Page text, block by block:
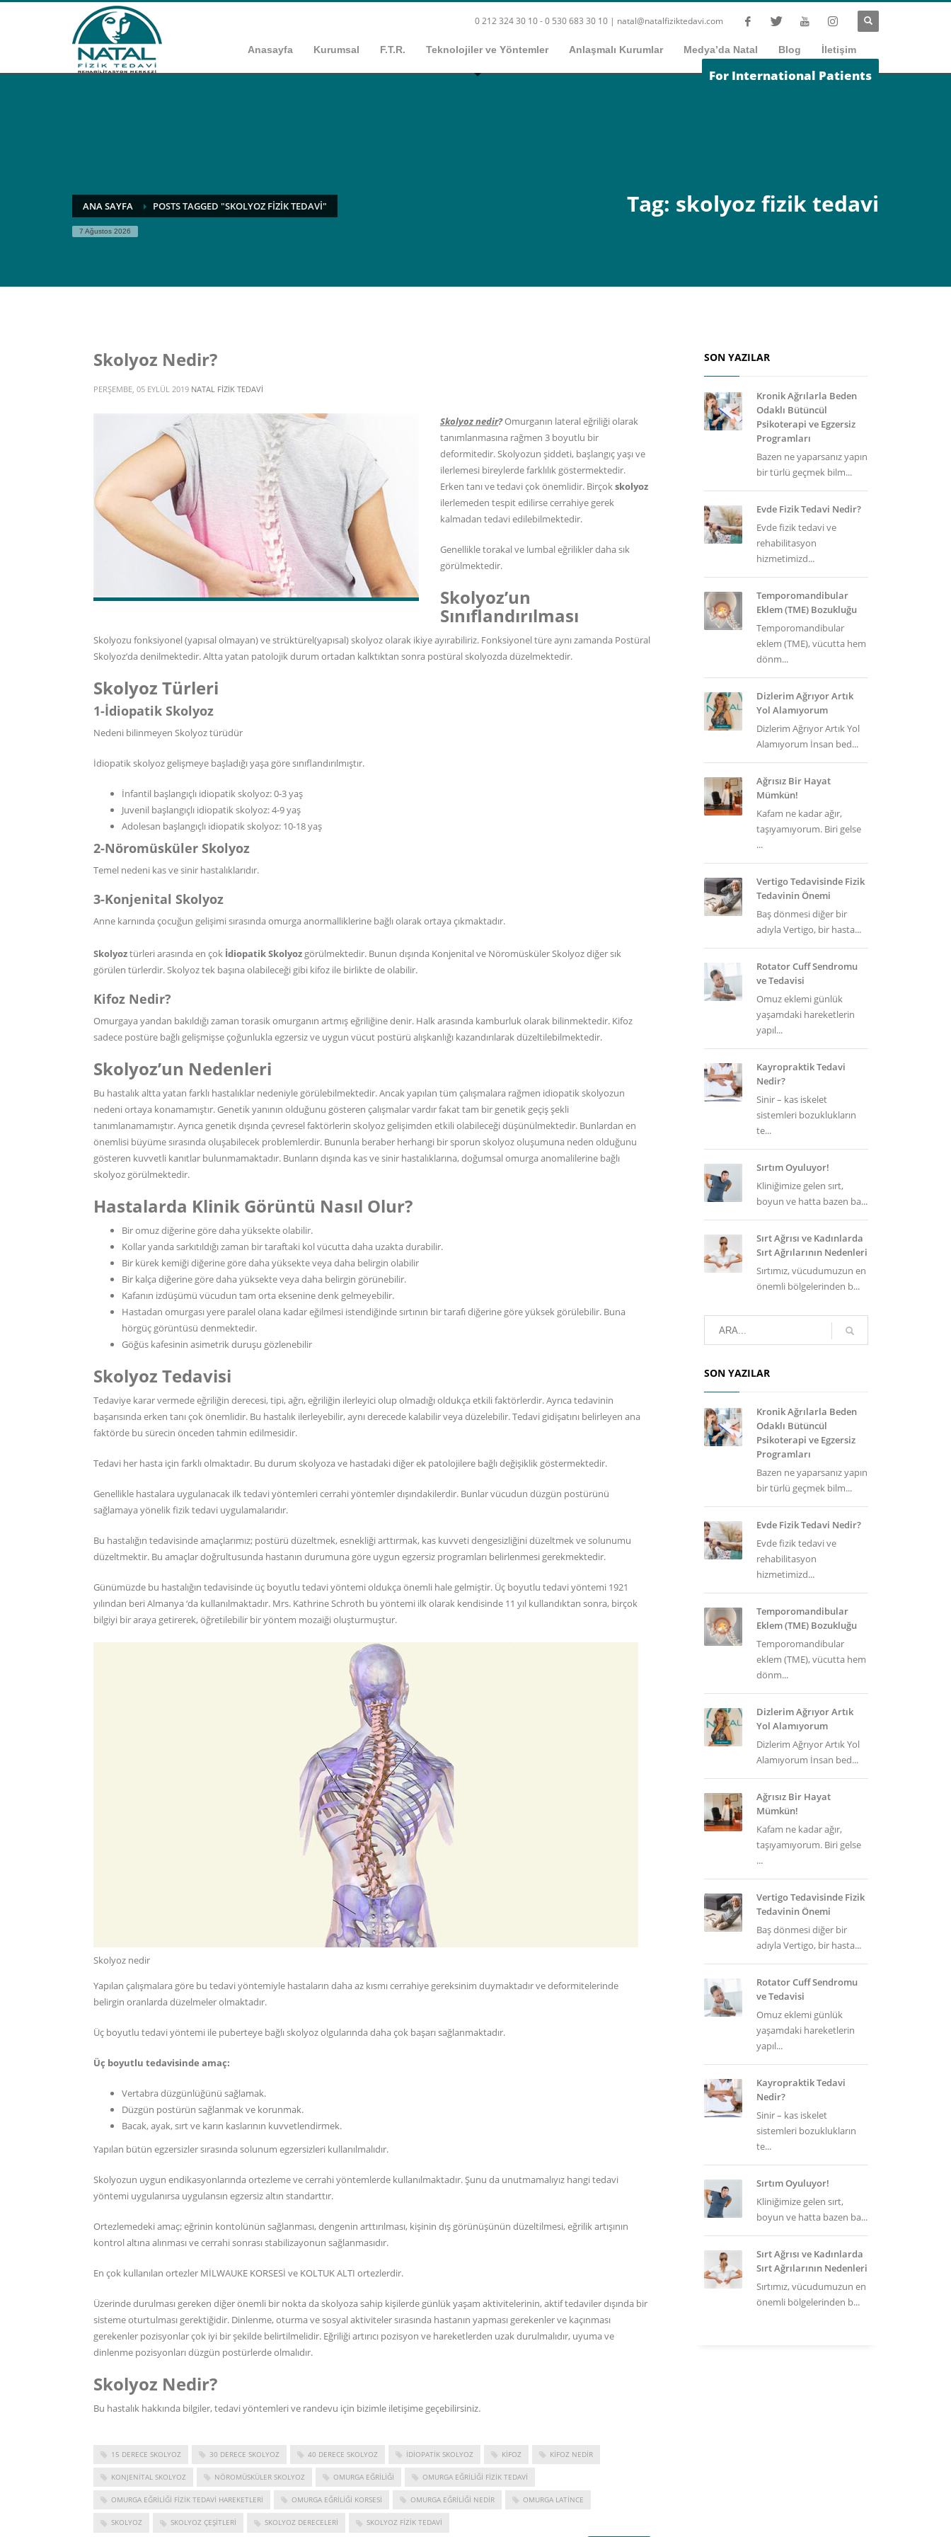
0 212 324 30 10 - 0 530 683 30 10 | natal@natalfiziktedavi.com
Anasayfa Kurumsal F.T.R. Teknolojiler ve Yöntemler Anlaşmalı Kurumlar Medya’da Natal Blog İletişim
For International Patients
ANA SAYFA POSTS TAGGED "SKOLYOZ FIZIK TEDAVI"
7 Ağustos 2026
Tag: skolyoz fizik tedavi
Skolyoz Nedir?
PERŞEMBE, 05 EYLÜL 2019 NATAL FIZIK TEDAVI
Skolyoz nedir?Omurganın lateral eğriliği olarak
tanımlanmasına rağmen 3 boyutlu bir
deformitedir. Skolyozun şiddeti, başlangıç yaşı ve
ilerlemesi bireylerde farklılık göstermektedir.
Erken tanı ve tedavi çok önemlidir. Birçokskolyoz
ilerlemeden tespit edilirse cerrahiye gerek
kalmadan tedavi edilebilmektedir.
Genellikle torakal ve lumbal eğrilikler daha sık
görülmektedir.
Skolyoz’un
Sınıflandırılması
Skolyozu fonksiyonel (yapısal olmayan) ve strüktürel(yapısal) skolyoz olarak ikiye ayırabiliriz. Fonksiyonel türe aynı zamanda Postüral
Skolyoz’da denilmektedir. Altta yatan patolojik durum ortadan kalktıktan sonra postüral skolyozda düzelmektedir.
Skolyoz Türleri
1-İdiopatik Skolyoz
Nedeni bilinmeyen Skolyoz türüdür
İdiopatik skolyoz gelişmeye başladığı yaşa göre sınıflandırılmıştır.
İnfantil başlangıçlı idiopatik skolyoz: 0-3 yaş
Juvenil başlangıçlı idiopatik skolyoz: 4-9 yaş
Adolesan başlangıçlı idiopatik skolyoz: 10-18 yaş
2-Nöromüsküler Skolyoz
Temel nedeni kas ve sinir hastalıklarıdır.
3-Konjenital Skolyoz
Anne karnında çocuğun gelişimi sırasında omurga anormalliklerine bağlı olarak ortaya çıkmaktadır.
Skolyoztürleri arasında en çok İdiopatik Skolyoz görülmektedir. Bunun dışında Konjenital ve Nöromüsküler Skolyoz diğer sık
görülen türlerdir. Skolyoz tek başına olabileceği gibi kifoz ile birlikte de olabilir.
Kifoz Nedir?
Omurgaya yandan bakıldığı zaman torasik omurganın artmış eğriliğine denir. Halk arasında kamburluk olarak bilinmektedir. Kifoz
sadece postüre bağlı gelişmişse çoğunlukla egzersiz ve uygun vücut postürü alışkanlığı kazandırılarak düzeltilebilmektedir.
Skolyoz’un Nedenleri
Bu hastalık altta yatan farklı hastalıklar nedeniyle görülebilmektedir. Ancak yapılan tüm çalışmalara rağmen idiopatik skolyozun
nedeni ortaya konamamıştır. Genetik yanının olduğunu gösteren çalışmalar vardır fakat tam bir genetik geçiş şekli
tanımlanamamıştır. Ayrıca genetik dışında çevresel faktörlerin skolyoz gelişimden etkili olabileceği düşünülmektedir. Bunlardan en
önemlisi büyüme sırasında oluşabilecek problemlerdir. Bununla beraber herhangi bir sporun skolyoz oluşumuna neden olduğunu
gösteren kuvvetli kanıtlar bulunmamaktadır. Bunların dışında kas ve sinir hastalıklarına, doğumsal omurga anomalilerine bağlı
skolyoz görülmektedir.
Hastalarda Klinik Görüntü Nasıl Olur?
Bir omuz diğerine göre daha yüksekte olabilir.
Kollar yanda sarkıtıldığı zaman bir taraftaki kol vücutta daha uzakta durabilir.
Bir kürek kemiği diğerine göre daha yüksekte veya daha belirgin olabilir
Bir kalça diğerine göre daha yüksekte veya daha belirgin görünebilir.
Kafanın izdüşümü vücudun tam orta eksenine denk gelmeyebilir.
Hastadan omurgası yere paralel olana kadar eğilmesi istendiğinde sırtının bir tarafı diğerine göre yüksek görülebilir. Buna
hörgüç görüntüsü denmektedir.
Göğüs kafesinin asimetrik duruşu gözlenebilir
Skolyoz Tedavisi
Tedaviye karar vermede eğriliğin derecesi, tipi, ağrı, eğriliğin ilerleyici olup olmadığı oldukça etkili faktörlerdir. Ayrıca tedavinin
başarısında erken tanı çok önemlidir. Bu hastalık ilerleyebilir, aynı derecede kalabilir veya düzelebilir. Tedavi gidişatını belirleyen ana
faktörde bu sürecin önceden tahmin edilmesidir.
Tedavi her hasta için farklı olmaktadır. Bu durum skolyoza ve hastadaki diğer ek patolojilere bağlı değişiklik göstermektedir.
Genellikle hastalara uygulanacak ilk tedavi yöntemleri cerrahi yöntemler dışındakilerdir. Bunlar vücudun düzgün postürünü
sağlamaya yönelik fizik tedavi uygulamalarıdır.
Bu hastalığın tedavisinde amaçlarımız; postürü düzeltmek, esnekliği arttırmak, kas kuvveti dengesizliğini düzeltmek ve solunumu
düzeltmektir. Bu amaçlar doğrultusunda hastanın durumuna göre uygun egzersiz programları belirlenmesi gerekmektedir.
Günümüzde bu hastalığın tedavisinde üç boyutlu tedavi yöntemi oldukça önemli hale gelmiştir. Üç boyutlu tedavi yöntemi 1921
yılından beri Almanya ‘da kullanılmaktadır. Mrs. Kathrine Schroth bu yöntemi ilk olarak kendisinde 11 yıl kullandıktan sonra, birçok
bilgiyi bir araya getirerek, öğretilebilir bir yöntem mozaiği oluşturmuştur.
Skolyoz nedir
Yapılan çalışmalara göre bu tedavi yöntemiyle hastaların daha az kısmı cerrahiye gereksinim duymaktadır ve deformitelerinde
belirgin oranlarda düzelmeler olmaktadır.
Üç boyutlu tedavi yöntemi ile puberteye bağlı skolyoz olgularında daha çok başarı sağlanmaktadır.
Üç boyutlu tedavisinde amaç:
Vertabra düzgünlüğünü sağlamak.
Düzgün postürün sağlanmak ve korunmak.
Bacak, ayak, sırt ve karın kaslarının kuvvetlendirmek.
Yapılan bütün egzersizler sırasında solunum egzersizleri kullanılmalıdır.
Skolyozun uygun endikasyonlarında ortezleme ve cerrahi yöntemlerde kullanılmaktadır. Şunu da unutmamalıyız hangi tedavi
yöntemi uygulanırsa uygulansın egzersiz altın standarttır.
Ortezlemedeki amaç; eğrinin kontolünün sağlanması, dengenin arttırılması, kişinin dış görünüşünün düzeltilmesi, eğrilik artışının
kontrol altına alınması ve cerrahi sonrası stabilizayonun sağlanmasıdır.
En çok kullanılan ortezler MİLWAUKE KORSESİ ve KOLTUK ALTI ortezlerdir.
Üzerinde durulması gereken diğer önemli bir nokta da skolyoza sahip kişilerde günlük yaşam aktivitelerinin, aktif tedaviler dışında bir
sisteme oturtulması gerektiğidir. Dinlenme, oturma ve sosyal aktiviteler sırasında hastanın yapması gerekenler ve kaçınması
gerekenler pozisyonlar çok iyi bir şekilde belirtilmelidir. Eğriliği artırıcı pozisyon ve hareketlerden uzak durulmalıdır, uyuma ve
dinlenme pozisyonları düzgün postürlerde olmalıdır.
Skolyoz Nedir?
Bu hastalık hakkında bilgiler, tedavi yöntemleri ve randevu için bizimle iletişime geçebilirsiniz.
15 DERECE SKOLYOZ 30 DERECE SKOLYOZ 40 DERECE SKOLYOZ IDIOPATIK SKOLYOZ KIFOZ KIFOZ NEDIR
KONJENITAL SKOLYOZ NÖROMÜSKÜLER SKOLYOZ OMURGA EĞRILIĞI OMURGA EĞRILIĞI FIZIK TEDAVI
OMURGA EĞRILIĞI FIZIK TEDAVI HAREKETLERI OMURGA EĞRILIĞI KORSESI OMURGA EĞRILIĞI NEDIR OMURGA LATINCE
SKOLYOZ SKOLYOZ ÇEŞITLERI SKOLYOZ DERECELERI SKOLYOZ FIZIK TEDAVI
SON YAZILAR
Kronik Ağrılarla Beden
Odaklı Bütüncül
Psikoterapi ve Egzersiz
Programları
Bazen ne yaparsanız yapın
bir türlü geçmek bilm...
Evde Fizik Tedavi Nedir?
Evde fizik tedavi ve
rehabilitasyon
hizmetimizd...
Temporomandibular
Eklem (TME) Bozukluğu
Temporomandibular
eklem (TME), vücutta hem
dönm...
Dizlerim Ağrıyor Artık
Yol Alamıyorum
Dizlerim Ağrıyor Artık Yol
Alamıyorum İnsan bed...
Ağrısız Bir Hayat
Mümkün!
Kafam ne kadar ağır,
taşıyamıyorum. Biri gelse
...
Vertigo Tedavisinde Fizik
Tedavinin Önemi
Baş dönmesi diğer bir
adıyla Vertigo, bir hasta...
Rotator Cuff Sendromu
ve Tedavisi
Omuz eklemi günlük
yaşamdaki hareketlerin
yapıl...
Kayropraktik Tedavi
Nedir?
Sinir – kas iskelet
sistemleri bozuklukların
te...
Sırtım Oyuluyor!
Kliniğimize gelen sırt,
boyun ve hatta bazen ba...
Sırt Ağrısı ve Kadınlarda
Sırt Ağrılarının Nedenleri
Sırtımız, vücudumuzun en
önemli bölgelerinden b...
SON YAZILAR
Kronik Ağrılarla Beden
Odaklı Bütüncül
Psikoterapi ve Egzersiz
Programları
Bazen ne yaparsanız yapın
bir türlü geçmek bilm...
Evde Fizik Tedavi Nedir?
Evde fizik tedavi ve
rehabilitasyon
hizmetimizd...
Temporomandibular
Eklem (TME) Bozukluğu
Temporomandibular
eklem (TME), vücutta hem
dönm...
Dizlerim Ağrıyor Artık
Yol Alamıyorum
Dizlerim Ağrıyor Artık Yol
Alamıyorum İnsan bed...
Ağrısız Bir Hayat
Mümkün!
Kafam ne kadar ağır,
taşıyamıyorum. Biri gelse
...
Vertigo Tedavisinde Fizik
Tedavinin Önemi
Baş dönmesi diğer bir
adıyla Vertigo, bir hasta...
Rotator Cuff Sendromu
ve Tedavisi
Omuz eklemi günlük
yaşamdaki hareketlerin
yapıl...
Kayropraktik Tedavi
Nedir?
Sinir – kas iskelet
sistemleri bozuklukların
te...
Sırtım Oyuluyor!
Kliniğimize gelen sırt,
boyun ve hatta bazen ba...
Sırt Ağrısı ve Kadınlarda
Sırt Ağrılarının Nedenleri
Sırtımız, vücudumuzun en
önemli bölgelerinden b...